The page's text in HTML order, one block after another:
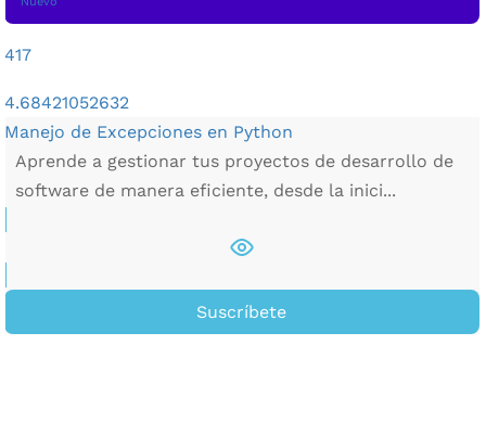
417
4.68421052632
Manejo de Excepciones en Python
Aprende a gestionar tus proyectos de desarrollo de
software de manera eficiente, desde la inici...
Suscríbete